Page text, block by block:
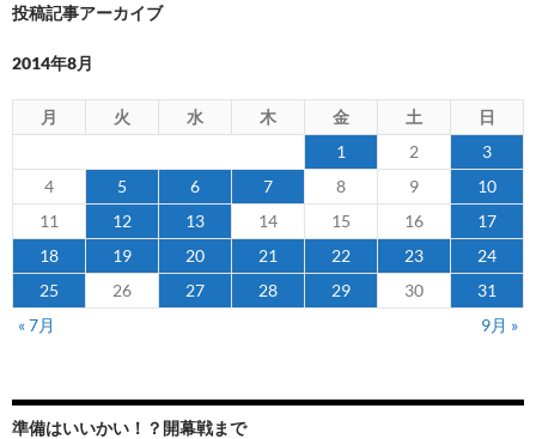
投稿記事アーカイブ
2014年8月
月 火 水 木 金 土
日
1
2
3
4
5 6 7 8 9
10
11
12 13 14 15 16
17
18
19 20 21 22 23
24
25
26 27 28 29 30
31
« 7月
9月 »
準備はいいかい！？開幕戦まで